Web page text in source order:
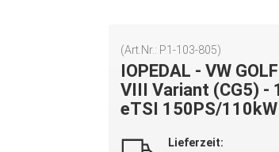
(Art.Nr.: P1-103-805)
IOPEDAL - VW GOLF
VIII Variant (CG5) -
eTSI 150PS/110kW
Lieferzeit: